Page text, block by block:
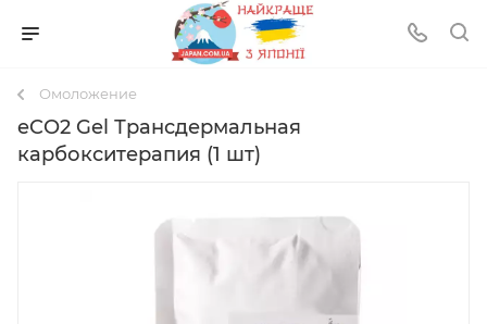
Омоложение
eCO2 Gel Трансдермальная
карбокситерапия (1 шт)